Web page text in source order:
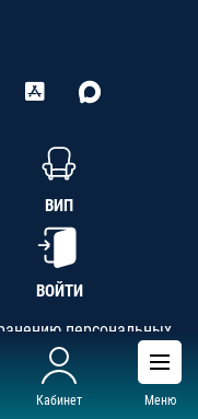
Кабинет Меню
ВИП
ВОЙТИ
персональных
1142300002349,